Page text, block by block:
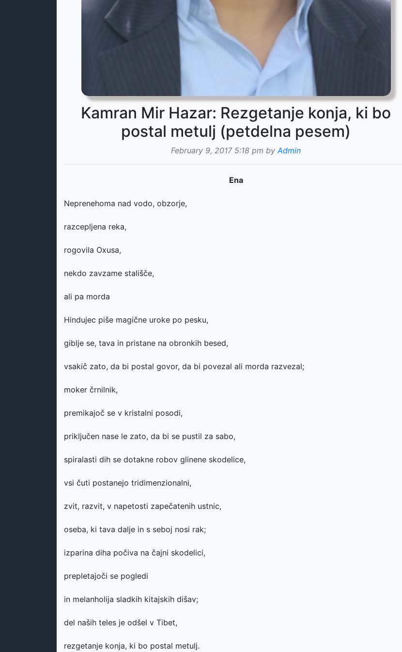
Kamran Mir Hazar: Rezgetanje konja, ki bo
postal metulj (petdelna pesem)
February 9, 2017 5:18 pm by Admin
Ena
Neprenehoma nad vodo, obzorje,
razcepljena reka,
rogovila Oxusa,
nekdo zavzame stališče,
ali pa morda
Hindujec piše magične uroke po pesku,
giblje se, tava in pristane na obronkih besed,
vsakič zato, da bi postal govor, da bi povezal ali morda razvezal;
moker črnilnik,
premikajoč se v kristalni posodi,
priključen nase le zato, da bi se pustil za sabo,
spiralasti dih se dotakne robov glinene skodelice,
vsi čuti postanejo tridimenzionalni,
zvit, razvit, v napetosti zapečatenih ustnic,
oseba, ki tava dalje in s seboj nosi rak;
izparina diha počiva na čajni skodelici,
prepletajoči se pogledi
in melanholija sladkih kitajskih dišav;
del naših teles je odšel v Tibet,
rezgetanje konja, ki bo postal metulj.